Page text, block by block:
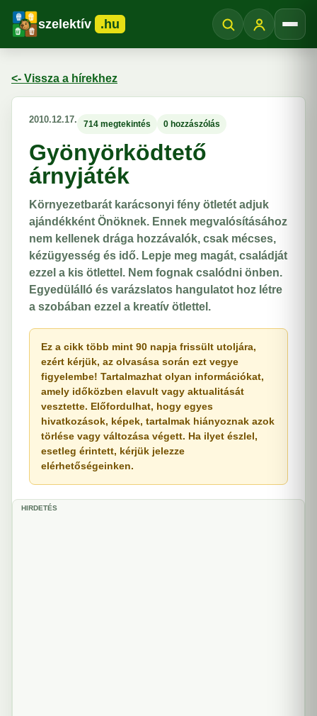
szelektív .hu
<- Vissza a hírekhez
2010.12.17. 714 megtekintés 0 hozzászólás
Gyönyörködtető
árnyjáték
Környezetbarát karácsonyi fény ötletét adjuk
ajándékként Önöknek. Ennek megvalósításához
nem kellenek drága hozzávalók, csak mécses,
kézügyesség és idő. Lepje meg magát, családját
ezzel a kis ötlettel. Nem fognak csalódni önben.
Egyedülálló és varázslatos hangulatot hoz létre
a szobában ezzel a kreatív ötlettel.
Ez a cikk több mint 90 napja frissült utoljára,
ezért kérjük, az olvasása során ezt vegye
figyelembe! Tartalmazhat olyan információkat,
amely időközben elavult vagy aktualitását
vesztette. Előfordulhat, hogy egyes
hivatkozások, képek, tartalmak hiányoznak azok
törlése vagy változása végett. Ha ilyet észlel,
esetleg érintett, kérjük jelezze
elérhetőségeinken.
HIRDETÉS